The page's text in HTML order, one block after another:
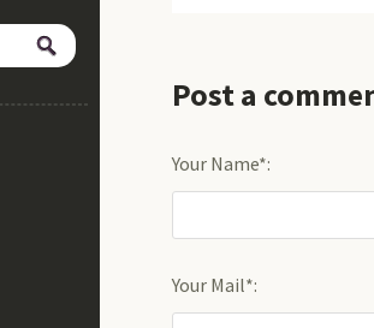
Post a
Your Name*:
Your Mail*: